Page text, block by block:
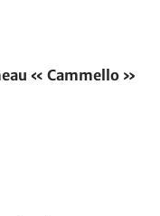
« Cammello »